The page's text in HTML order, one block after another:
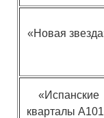
«Новая
«Испанские
кварталы